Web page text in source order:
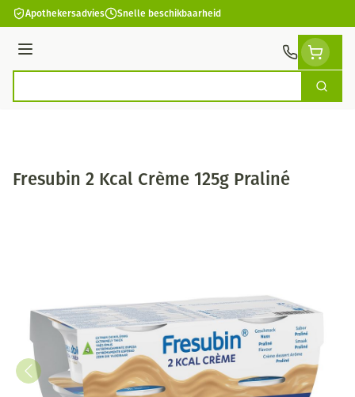
Ga naar de inhoud
Apothekersadvies Snelle beschikbaarheid
Menu
Zoek
Fresubin 2 Kcal Crème 125g Praliné